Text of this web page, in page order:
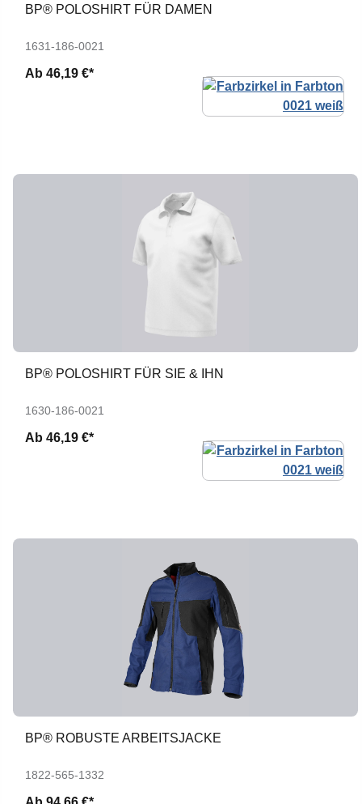
BP® POLOSHIRT FÜR DAMEN
1631-186-0021
Ab 46,19 €*
BP® POLOSHIRT FÜR SIE & IHN
1630-186-0021
Ab 46,19 €*
BP® ROBUSTE ARBEITSJACKE
1822-565-1332